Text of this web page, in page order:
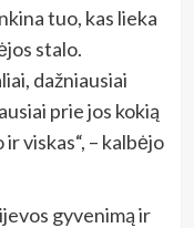
tuo, kas lieka
stalo.
dažniausiai
prie jos kokią
viskas“, – kalbėjo
gyvenimą ir